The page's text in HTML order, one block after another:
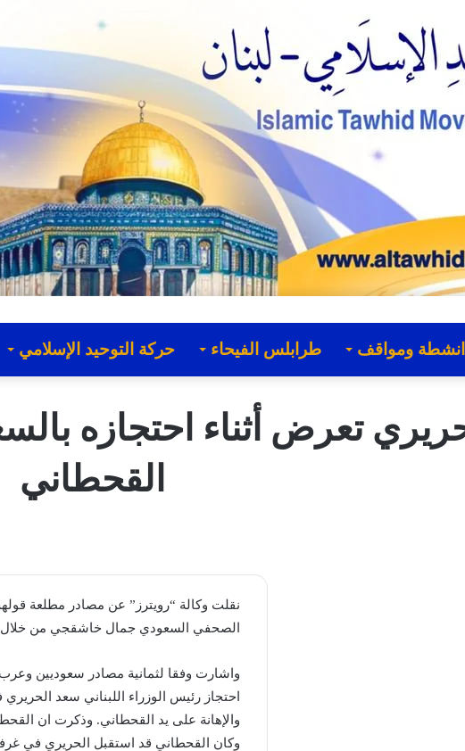
انشطة ومواقف طرابلس الفيحاء حركة التوحيد الإسلامي
تعرض أثناء احتجازه
القحطاني
نقلت وكالة “​رويترز​” عن مصادر مطلعة
الصحفي السعودي ​جمال خاشقجي​ من
واشارت وفقا لثمانية مصادر سعوديين
احتجاز رئيس الوزراء اللبناني ​سعد
والإهانة على يد القحطاني. وذكرت ان
وكان القحطاني قد استقبل الحريري في